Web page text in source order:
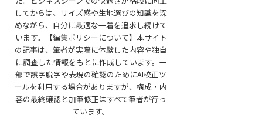
してからは、サイズ感や生地選びの知識を深
めながら、自分に最適な一着を追求し続けて
います。【編集ポリシーについて】本サイト
の記事は、筆者が実際に体験した内容や独自
に調査した情報をもとに作成しています。一
部で誤字脱字や表現の確認のためにAI校正ツ
ールを利用する場合がありますが、構成・内
容の最終確認と加筆修正はすべて筆者が行っ
ています。